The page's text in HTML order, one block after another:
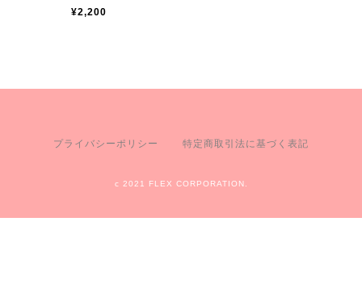
¥2,200
プライバシーポリシー 特定商取引法に基づく表記
c 2021 FLEX CORPORATION.